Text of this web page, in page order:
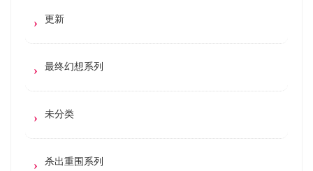
更新
最终幻想系列
未分类
杀出重围系列